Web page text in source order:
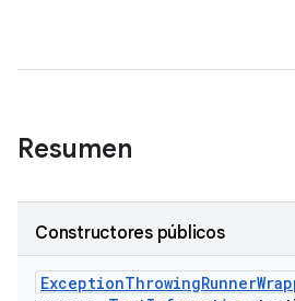
Resumen
Constructores públicos
ExceptionThrowingRunner